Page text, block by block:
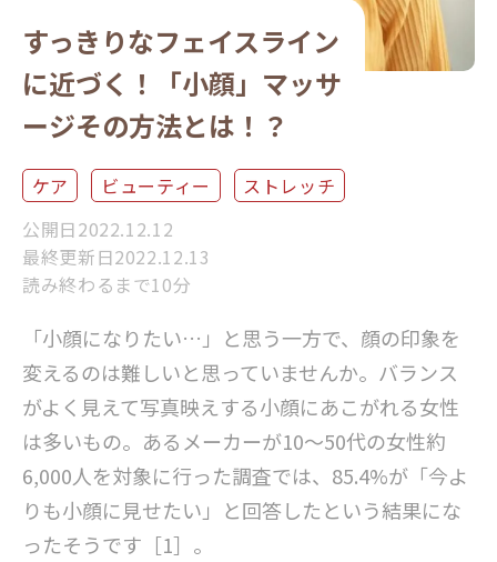
すっきりなフェイスライン
に近づく！「小顔」マッサ
ージその方法とは！？
ケア ビューティー
ストレッチ
公開日2022.12.12
最終更新日2022.12.13
読み終わるまで10分
「小顔になりたい…」と思う一方で、顔の印象を
変えるのは難しいと思っていませんか。バランス
がよく見えて写真映えする小顔にあこがれる女性
は多いもの。あるメーカーが10～50代の女性約
6,000人を対象に行った調査では、85.4%が「今よ
りも小顔に見せたい」と回答したという結果にな
ったそうです［1］。